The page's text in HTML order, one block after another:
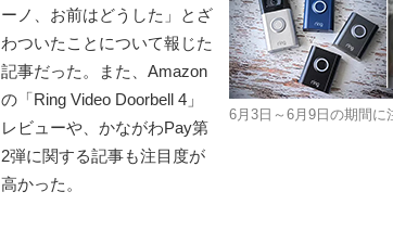
6月3日～6月9日の期間に
ーノ、お前はどうした」とざ
わついたことについて報じた
記事だった。また、Amazon
の「Ring Video Doorbell 4」
レビューや、かながわPay第
2弾に関する記事も注目度が
高かった。